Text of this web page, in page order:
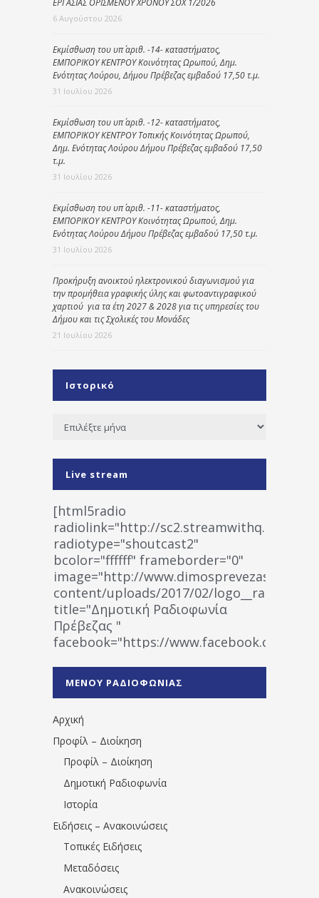
6 Αυγούστου 2026
Εκμίσθωση του υπ΄ αριθ. -14- καταστήματος,
ΕΜΠΟΡΙΚΟΥ ΚΕΝΤΡΟΥ Κοινότητας Ωρωπού, Δημ.
Ενότητας Λούρου, Δήμου Πρέβεζας εμβαδού 17,50 τ.μ.
31 Ιουλίου 2026
Εκμίσθωση του υπ΄ αριθ. -12- καταστήματος,
ΕΜΠΟΡΙΚΟΥ ΚΕΝΤΡΟΥ Τοπικής Κοινότητας Ωρωπού,
Δημ. Ενότητας Λούρου Δήμου Πρέβεζας εμβαδού 17,50
τ.μ.
31 Ιουλίου 2026
Εκμίσθωση του υπ΄ αριθ. -11- καταστήματος,
ΕΜΠΟΡΙΚΟΥ ΚΕΝΤΡΟΥ Κοινότητας Ωρωπού, Δημ.
Ενότητας Λούρου Δήμου Πρέβεζας εμβαδού 17,50 τ.μ.
31 Ιουλίου 2026
Προκήρυξη ανοικτού ηλεκτρονικού διαγωνισμού για
την προμήθεια γραφικής ύλης και φωτοαντιγραφικού
χαρτιού για τα έτη 2027 & 2028 για τις υπηρεσίες του
Δήμου και τις Σχολικές του Μονάδες
21 Ιουλίου 2026
Ιστορικό
Ιστορικό
Live stream
[html5radio
radiolink="http://
radiotype="shoutcast2"
bcolor="ffffff" frameborder="0"
image="http://www.dimosprevezas.gr/wp-
content/uploads/2017/02/
title="Δημοτική Ραδιοφωνία
Πρέβεζας "
facebook="https://www.facebook.com/
1531194763766854/" artist="" ]
ΜΕΝΟΥ ΡΑΔΙΟΦΩΝΙΑΣ
Αρχική
Προφίλ – Διοίκηση
Προφίλ – Διοίκηση
Δημοτική Ραδιοφωνία
Ιστορία
Ειδήσεις – Ανακοινώσεις
Τοπικές Ειδήσεις
Μεταδόσεις
Ανακοινώσεις